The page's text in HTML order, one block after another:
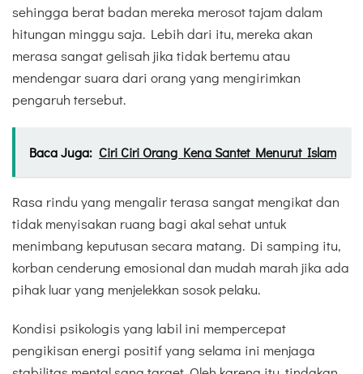
sehingga berat badan mereka merosot tajam dalam
hitungan minggu saja. Lebih dari itu, mereka akan
merasa sangat gelisah jika tidak bertemu atau
mendengar suara dari orang yang mengirimkan
pengaruh tersebut.
Baca Juga: Ciri Ciri Orang Kena Santet Menurut Islam
Rasa rindu yang mengalir terasa sangat mengikat dan
tidak menyisakan ruang bagi akal sehat untuk
menimbang keputusan secara matang. Di samping itu,
korban cenderung emosional dan mudah marah jika ada
pihak luar yang menjelekkan sosok pelaku.
Kondisi psikologis yang labil ini mempercepat
pengikisan energi positif yang selama ini menjaga